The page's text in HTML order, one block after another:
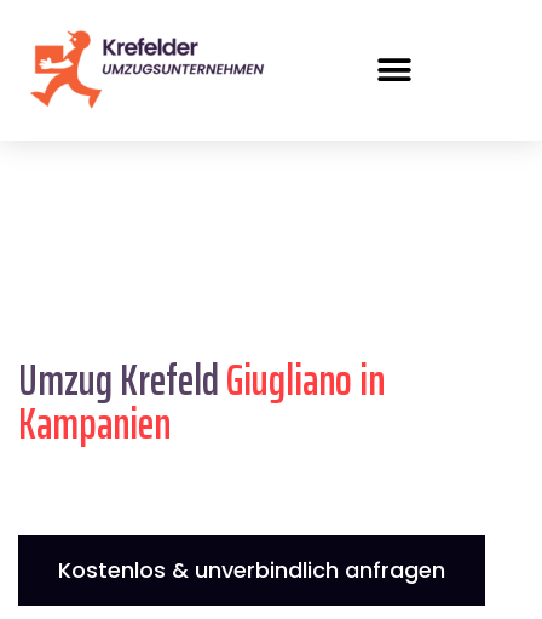
Umzug KrefeldGiugliano in
Kampanien
Kostenlos & unverbindlich anfragen